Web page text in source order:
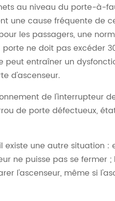
au niveau du porte-à-
une cause fréquente de
les passagers, une
ne doit pas excéder
peut entraîner un
d'ascenseur.
de l'interrupteur
de porte défectueux,
existe une autre situation :
ne puisse pas se fermer ;
l'ascenseur, même si